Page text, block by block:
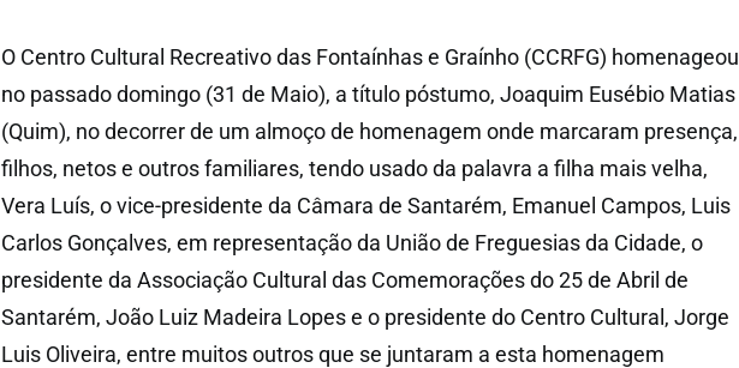
O Centro Cultural Recreativo das Fontaínhas e Graínho (CCRFG) homenageou
no passado domingo (31 de Maio), a título póstumo, Joaquim Eusébio Matias
(Quim), no decorrer de um almoço de homenagem onde marcaram presença,
filhos, netos e outros familiares, tendo usado da palavra a filha mais velha,
Vera Luís, o vice-presidente da Câmara de Santarém, Emanuel Campos, Luis
Carlos Gonçalves, em representação da União de Freguesias da Cidade, o
presidente da Associação Cultural das Comemorações do 25 de Abril de
Santarém, João Luiz Madeira Lopes e o presidente do Centro Cultural, Jorge
Luis Oliveira, entre muitos outros que se juntaram a esta homenagem